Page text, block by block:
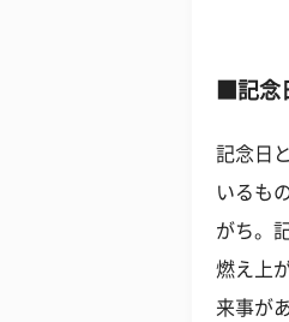
■記念
記念日
いるも
がち。
燃え上
来事が